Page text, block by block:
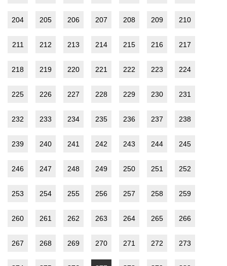
204 205 206 207 208 209 210
211 212 213 214 215 216 217
218 219 220 221 222 223 224
225 226 227 228 229 230 231
232 233 234 235 236 237 238
239 240 241 242 243 244 245
246 247 248 249 250 251 252
253 254 255 256 257 258 259
260 261 262 263 264 265 266
267 268 269 270 271 272 273